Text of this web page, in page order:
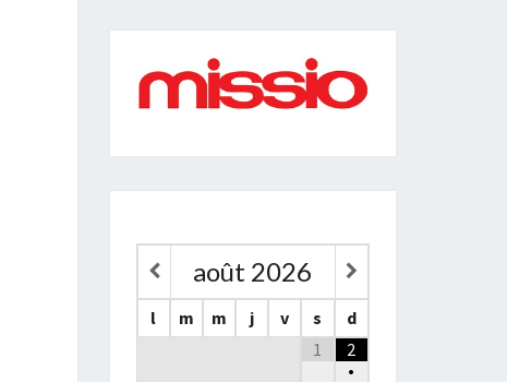
août 2026
l m m j v s
d
1
2
•